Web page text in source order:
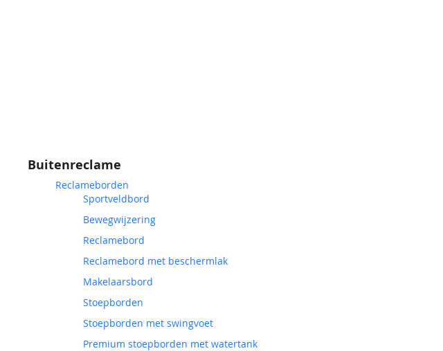
Buitenreclame
Reclameborden
Sportveldbord
Bewegwijzering
Reclamebord
Reclamebord met beschermlak
Makelaarsbord
Stoepborden
Stoepborden met swingvoet
Premium stoepborden met watertank